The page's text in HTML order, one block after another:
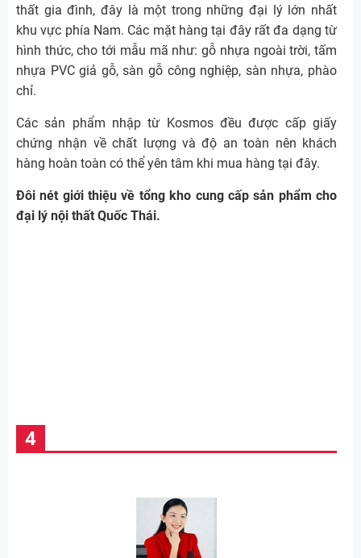
thất gia đình, đây là một trong những đại lý lớn nhất
khu vực phía Nam. Các mặt hàng tại đây rất đa dạng từ
hình thức, cho tới mẫu mã như: gỗ nhựa ngoài trời, tấm
nhựa PVC giả gỗ, sàn gỗ công nghiệp, sàn nhựa, phào
chỉ.
Các sản phẩm nhập từ Kosmos đều được cấp giấy
chứng nhận về chất lượng và độ an toàn nên khách
hàng hoàn toàn có thể yên tâm khi mua hàng tại đây.
Đôi nét giới thiệu về tổng kho cung cấp sản phẩm cho
đại lý nội thất Quốc Thái.